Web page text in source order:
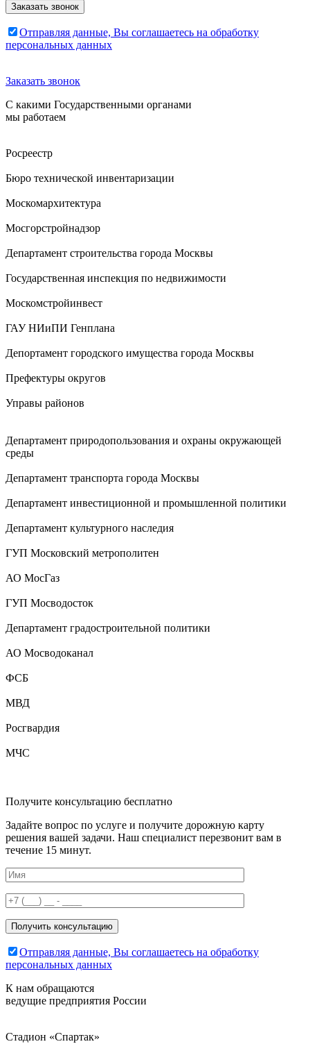
Отправляя данные, Вы соглашаетесь на обработку
персональных данных
Заказать звонок
С какими Государственными органами
мы работаем
Росреестр
Бюро технической инвентаризации
Москомархитектура
Мосгорстройнадзор
Департамент строительства города Москвы
Государственная инспекция по недвижимости
Москомстройинвест
ГАУ НИиПИ Генплана
Депортамент городского имущества города Москвы
Префектуры округов
Управы районов
Департамент природопользования и охраны окружающей
среды
Департамент транспорта города Москвы
Департамент инвестиционной и промышленной политики
Департамент культурного наследия
ГУП Московский метрополитен
АО МосГаз
ГУП Мосводосток
Департамент градостроительной политики
АО Мосводоканал
ФСБ
МВД
Росгвардия
МЧС
Получите консультацию бесплатно
Задайте вопрос по услуге и получите дорожную карту
решения вашей задачи. Наш специалист перезвонит вам в
течение 15 минут.
Отправляя данные, Вы соглашаетесь на обработку
персональных данных
К нам обращаются
ведущие предприятия России
Стадион «Спартак»